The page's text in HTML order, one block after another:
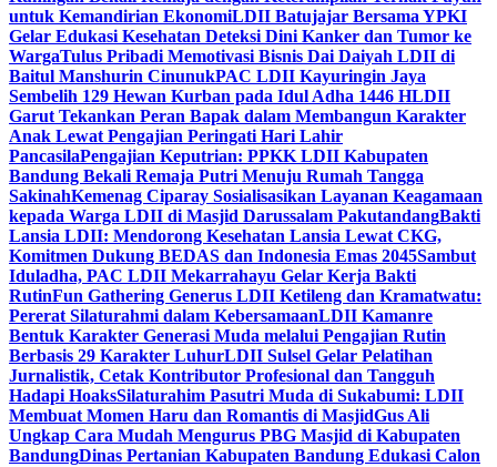
untuk Kemandirian EkonomiLDII Batujajar Bersama YPKI
Gelar Edukasi Kesehatan Deteksi Dini Kanker dan Tumor ke
WargaTulus Pribadi Memotivasi Bisnis Dai Daiyah LDII di
Baitul Manshurin CinunukPAC LDII Kayuringin Jaya
Sembelih 129 Hewan Kurban pada Idul Adha 1446 HLDII
Garut Tekankan Peran Bapak dalam Membangun Karakter
Anak Lewat Pengajian Peringati Hari Lahir
PancasilaPengajian Keputrian: PPKK LDII Kabupaten
Bandung Bekali Remaja Putri Menuju Rumah Tangga
SakinahKemenag Ciparay Sosialisasikan Layanan Keagamaan
kepada Warga LDII di Masjid Darussalam PakutandangBakti
Lansia LDII: Mendorong Kesehatan Lansia Lewat CKG,
Komitmen Dukung BEDAS dan Indonesia Emas 2045Sambut
Iduladha, PAC LDII Mekarrahayu Gelar Kerja Bakti
RutinFun Gathering Generus LDII Ketileng dan Kramatwatu:
Pererat Silaturahmi dalam KebersamaanLDII Kamanre
Bentuk Karakter Generasi Muda melalui Pengajian Rutin
Berbasis 29 Karakter LuhurLDII Sulsel Gelar Pelatihan
Jurnalistik, Cetak Kontributor Profesional dan Tangguh
Hadapi HoaksSilaturahim Pasutri Muda di Sukabumi: LDII
Membuat Momen Haru dan Romantis di MasjidGus Ali
Ungkap Cara Mudah Mengurus PBG Masjid di Kabupaten
BandungDinas Pertanian Kabupaten Bandung Edukasi Calon